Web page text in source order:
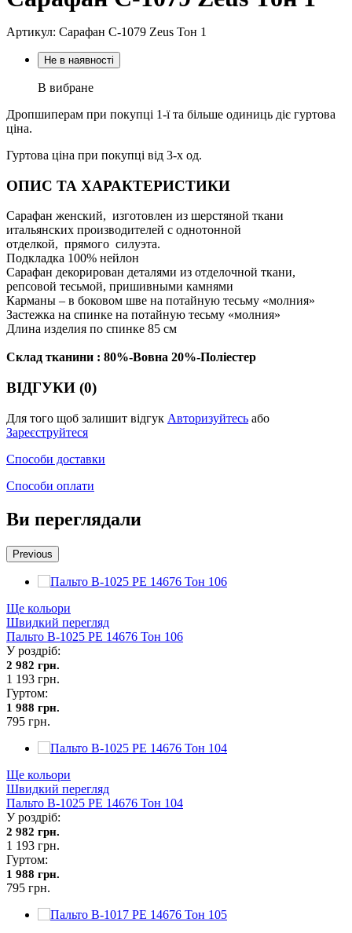
Артикул: Сарафан С-1079 Zeus Тон 1
Не в наявності
В вибране
Дропшиперам при покупці 1-ї та більше одиниць діє гуртова
ціна.
Гуртова ціна при покупці від 3-х од.
ОПИС ТА ХАРАКТЕРИСТИКИ
Сарафан женский, изготовлен из шерстяной ткани
итальянских производителей с однотонной
отделкой, прямого силуэта.
Подкладка 100% нейлон
Сарафан декорирован деталями из отделочной ткани,
репсовой тесьмой, пришивными камнями
Карманы – в боковом шве на потайную тесьму «молния»
Застежка на спинке на потайную тесьму «молния»
Длина изделия по спинке 85 см
Склад тканини : 80%-Вовна 20%-Поліестер
ВІДГУКИ (0)
Для того щоб залишит відгук Авторизуйтесь або
Зареєструйтеся
Способи доставки
Способи оплати
Ви переглядали
Previous
Ще кольори
Швидкий перегляд
Пальто В-1025 PE 14676 Тон 106
У роздріб:
2 982 грн.
1 193 грн.
Гуртом:
1 988 грн.
795 грн.
Ще кольори
Швидкий перегляд
Пальто В-1025 PE 14676 Тон 104
У роздріб:
2 982 грн.
1 193 грн.
Гуртом:
1 988 грн.
795 грн.